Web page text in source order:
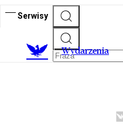
Serwisy
Wydarzenia